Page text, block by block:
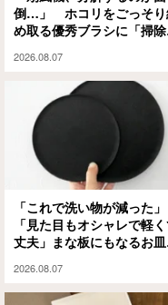
倒…」 ホコリをごっそ
め取る優秀ブラシに「掃
2026.08.07
「これで洗い物が減った」
「見た目もオシャレで軽
丈夫」まな板にもなるお皿
解
2026.08.07